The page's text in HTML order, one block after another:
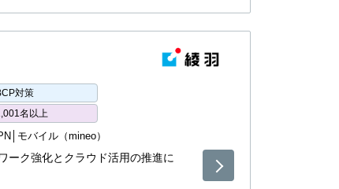
対策
名以上
モバイル（mineo）
ーク強化とクラウド活用の推進に